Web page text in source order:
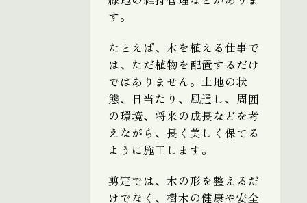
す。
たとえば、木を植える仕事で
は、ただ植物を配置するだけ
ではありません。土地の状
態、日当たり、風通し、周囲
の環境、将来の成長などを考
えながら、長く美しく保てる
ように施工します。
剪定では、木の形を整えるだ
けでなく、樹木の健康や安全